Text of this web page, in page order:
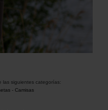
las siguientes categorías:
- Camisas